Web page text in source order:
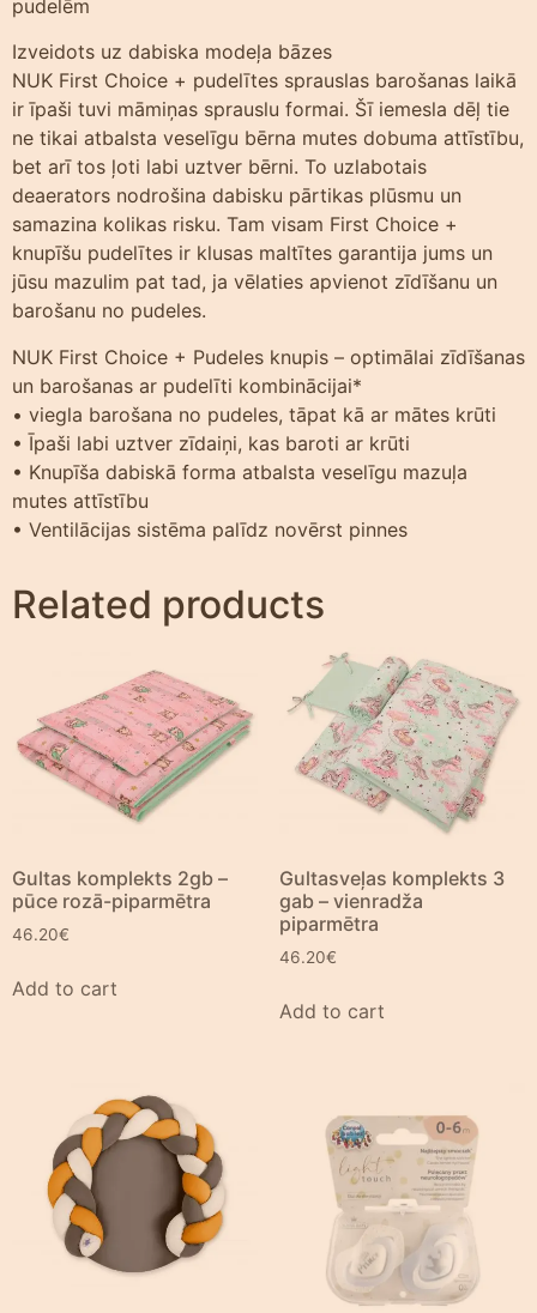
pudelēm
Izveidots uz dabiska modeļa bāzes
NUK First Choice + pudelītes sprauslas barošanas laikā
ir īpaši tuvi māmiņas sprauslu formai. Šī iemesla dēļ tie
ne tikai atbalsta veselīgu bērna mutes dobuma attīstību,
bet arī tos ļoti labi uztver bērni. To uzlabotais
deaerators nodrošina dabisku pārtikas plūsmu un
samazina kolikas risku. Tam visam First Choice +
knupīšu pudelītes ir klusas maltītes garantija jums un
jūsu mazulim pat tad, ja vēlaties apvienot zīdīšanu un
barošanu no pudeles.
NUK First Choice + Pudeles knupis – optimālai zīdīšanas
un barošanas ar pudelīti kombinācijai*
• viegla barošana no pudeles, tāpat kā ar mātes krūti
• Īpaši labi uztver zīdaiņi, kas baroti ar krūti
• Knupīša dabiskā forma atbalsta veselīgu mazuļa
mutes attīstību
• Ventilācijas sistēma palīdz novērst pinnes
Related products
Gultas komplekts 2gb –
pūce rozā-piparmētra
46.20€
Add to cart
Gultasveļas komplekts 3
gab – vienradža
piparmētra
46.20€
Add to cart